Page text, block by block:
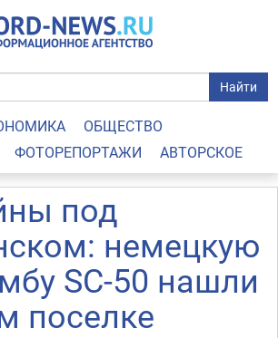
Найти
ОБЩЕСТВО
ФОТОРЕПОРТАЖИ АВТОРСКОЕ
под
немецкую
SC-50 нашли
поселке